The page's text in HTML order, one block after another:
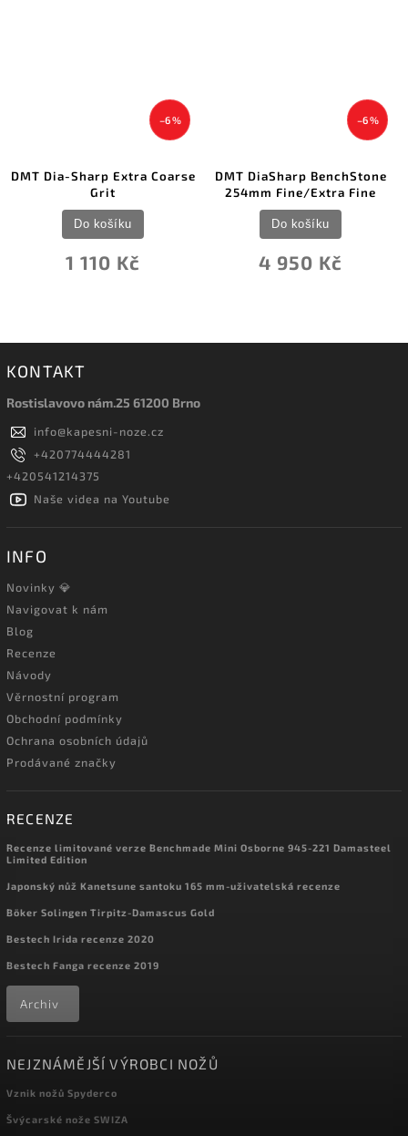
–6 %
DMT Dia-Sharp Extra Coarse
Grit
1 110 Kč
Do košíku
–6 %
DMT DiaSharp BenchStone
254mm Fine/Extra Fine
4 950 Kč
Do košíku
KONTAKT
Rostislavovo nám.25 61200 Brno
info@kapesni-noze.cz
+420774444281
+420541214375
Naše videa na Youtube
INFO
Novinky 💎
Navigovat k nám
Blog
Recenze
Návody
Věrnostní program
Obchodní podmínky
Ochrana osobních údajů
Prodávané značky
RECENZE
Recenze limitované verze Benchmade Mini Osborne 945-221 Damasteel
Limited Edition
Japonský nůž Kanetsune santoku 165 mm-uživatelská recenze
Böker Solingen Tirpitz-Damascus Gold
Bestech Irida recenze 2020
Bestech Fanga recenze 2019
Archiv
NEJZNÁMĚJŠÍ VÝROBCI NOŽŮ
Vznik nožů Spyderco
Švýcarské nože SWIZA